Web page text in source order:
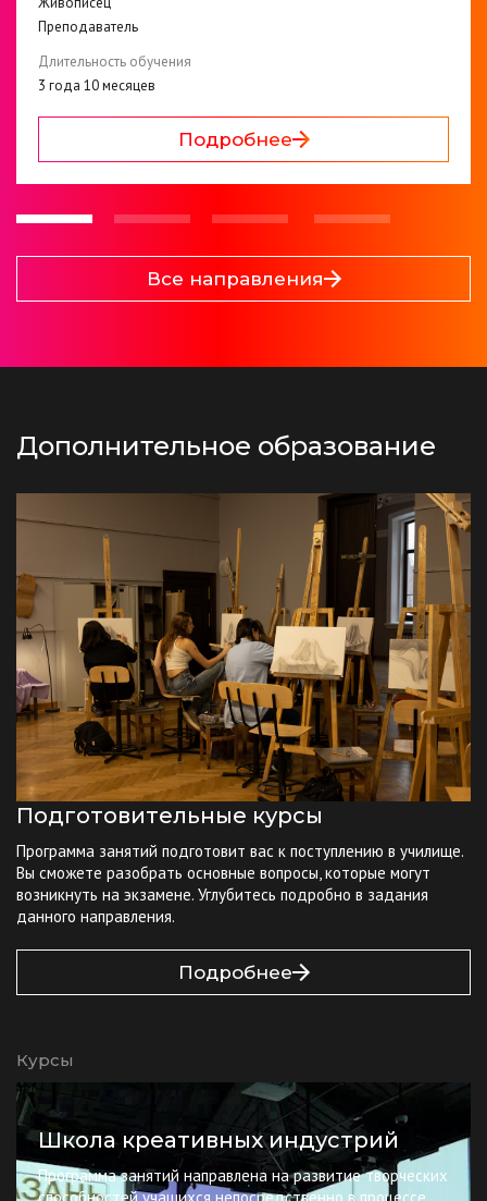
Преподаватель
Длительность обучения
3 года 10 месяцев
Подробнее
Все направления
Дополнительное образование
Подготовительные курсы
Программа занятий подготовит вас к поступлению в училище.
Вы сможете разобрать основные вопросы, которые могут
возникнуть на экзамене. Углубитесь подробно в задания
данного направления.
Подробнее
Курсы
Школа креативных индустрий
Программа занятий направлена на развитие творческих
способностей учащихся непосредственно в процессе